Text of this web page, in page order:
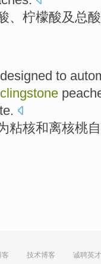
、 柠檬酸及总
designed to
clingstone
.
粘核和离核桃
客 技术博客 诚聘英才